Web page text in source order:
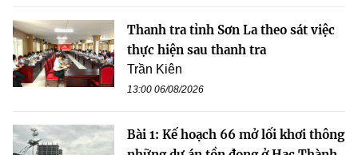
Thanh tra tỉnh Sơn La theo sát việc
thực hiện sau thanh tra
Trần Kiên
13:00 06/08/2026
Bài 1: Kế hoạch 66 mở lối khơi thông